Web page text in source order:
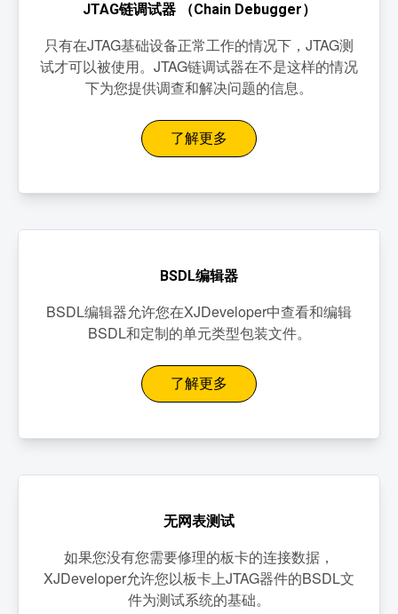
JTAG链调试器 （Chain Debugger）
只有在JTAG基础设备正常工作的情况下，JTAG测
试才可以被使用。JTAG链调试器在不是这样的情况
下为您提供调查和解决问题的信息。
了解更多
BSDL编辑器
BSDL编辑器允许您在XJDeveloper中查看和编辑
BSDL和定制的单元类型包装文件。
了解更多
无网表测试
如果您没有您需要修理的板卡的连接数据，
XJDeveloper允许您以板卡上JTAG器件的BSDL文
件为测试系统的基础。